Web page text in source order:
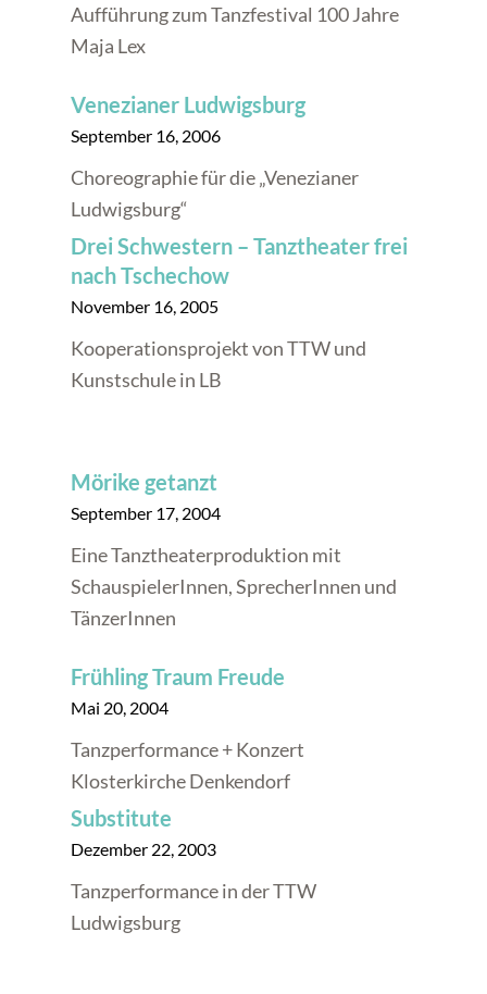
Aufführung zum Tanzfestival 100 Jahre
Maja Lex
Venezianer Ludwigsburg
September 16, 2006
Choreographie für die „Venezianer
Ludwigsburg“
Drei Schwestern – Tanztheater frei
nach Tschechow
November 16, 2005
Kooperationsprojekt von TTW und
Kunstschule in LB
Mörike getanzt
September 17, 2004
Eine Tanztheaterproduktion mit
SchauspielerInnen, SprecherInnen und
TänzerInnen
Frühling Traum Freude
Mai 20, 2004
Tanzperformance + Konzert
Klosterkirche Denkendorf
Substitute
Dezember 22, 2003
Tanzperformance in der TTW
Ludwigsburg